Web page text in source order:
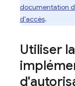
documentation
d'accès.
Utiliser